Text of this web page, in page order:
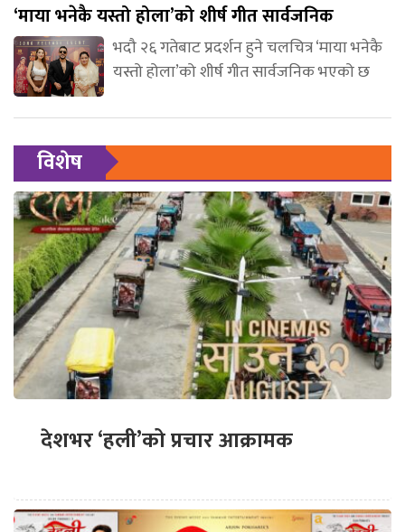
‘माया भनेकै यस्तो होला’को शीर्ष गीत सार्वजनिक
भदौ २६ गतेबाट प्रदर्शन हुने चलचित्र ‘माया भनेकै
यस्तो होला’को शीर्ष गीत सार्वजनिक भएको छ
विशेष
देशभर ‘हली’को प्रचार आक्रामक